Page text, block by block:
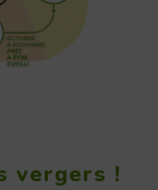
vergers !